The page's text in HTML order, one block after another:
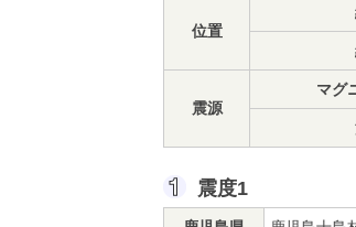
位置
震源
マグ
震度1